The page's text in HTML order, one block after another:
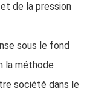
de la pression
sous le fond
la méthode
société dans le